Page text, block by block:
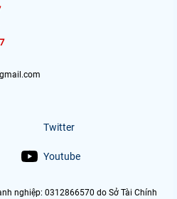
Twitter
Youtube
nghiệp: 0312866570 do Sở Tài Chính